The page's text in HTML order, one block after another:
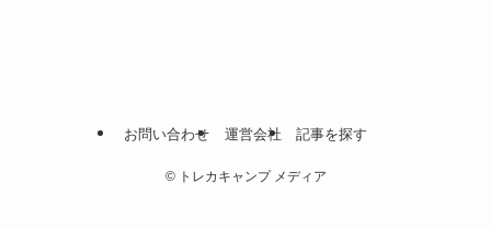
お問い合わせ 運営会社 記事を探す
©トレカキャンプ メディア